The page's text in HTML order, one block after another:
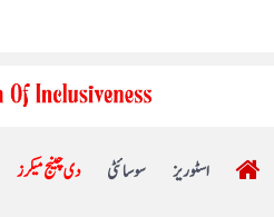
دی چینج میکرز سوسائٹی اسٹوریز